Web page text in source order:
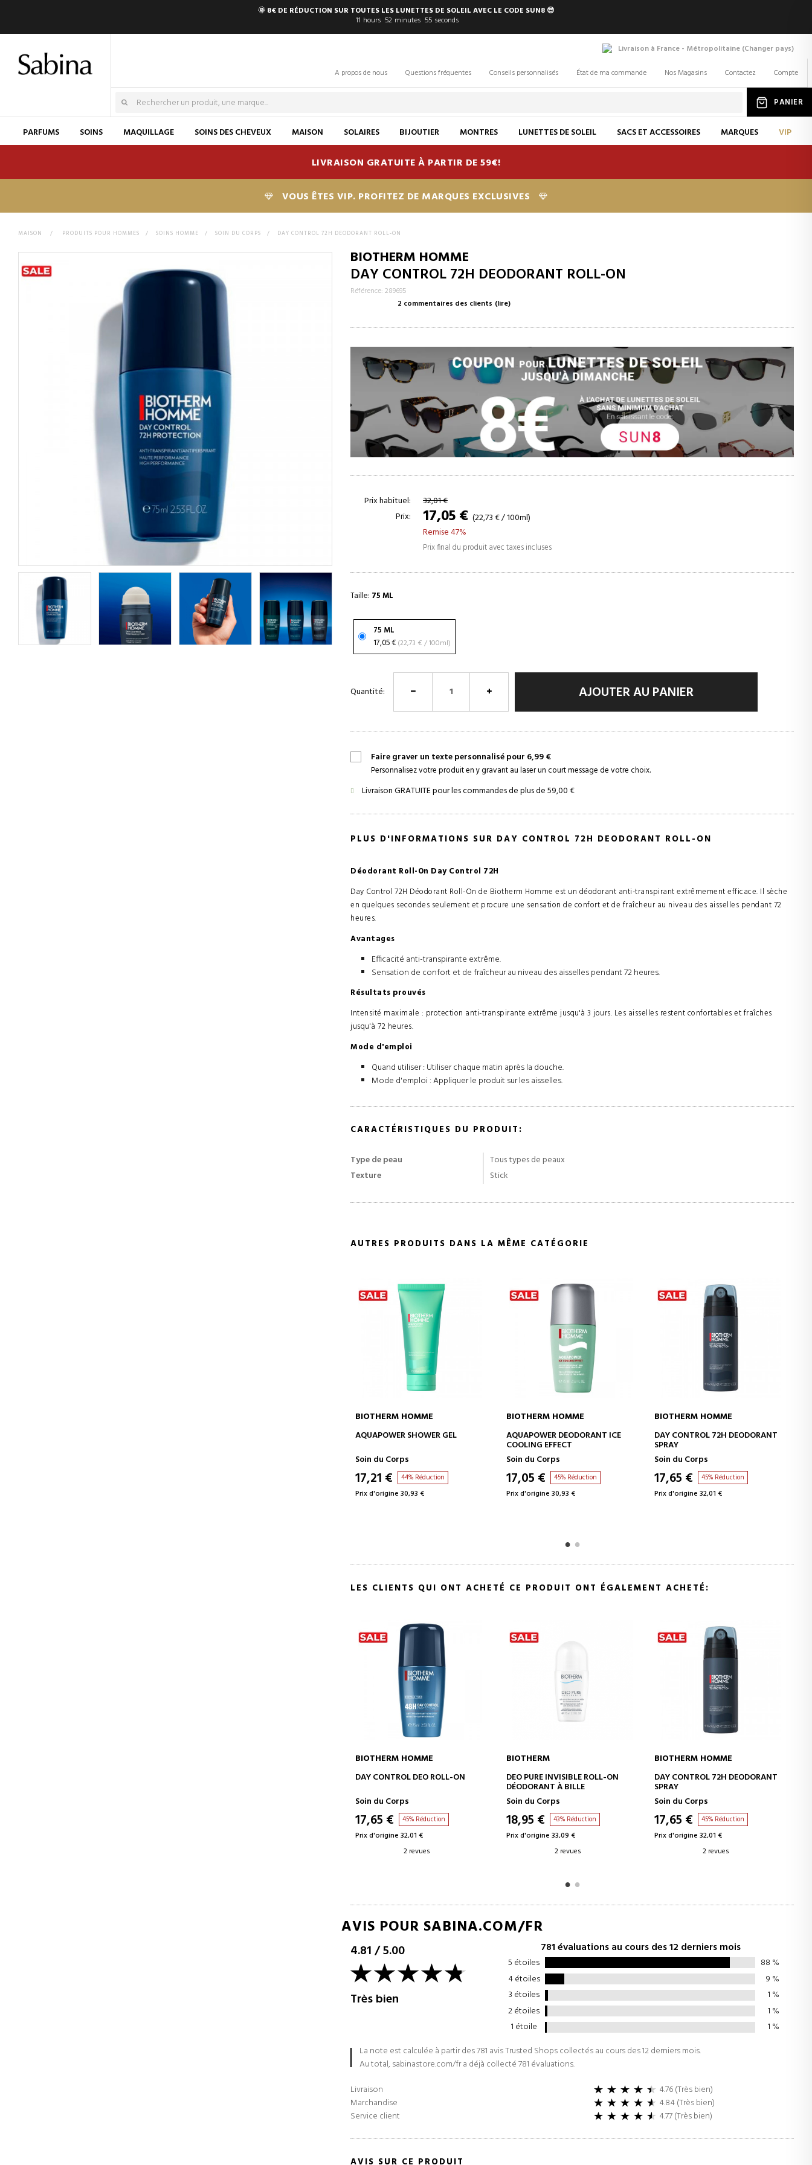
🌞 8€ DE RÉDUCTION SUR TOUTES LES LUNETTES DE SOLEIL AVEC LE CODE SUN8 😎
11 hours 52 minutes 54 seconds
Livraison à France - Métropolitaine (Changer pays)
A propos de nous
Questions fréquentes Conseils personnalisés État de ma commande Nos Magasins Contactez Compte
PANIER
PARFUMS SOINS MAQUILLAGE SOINS DES CHEVEUX MAISON SOLAIRES BIJOUTIER MONTRES LUNETTES DE SOLEIL SACS ET ACCESSOIRES MARQUES VIP
LIVRAISON GRATUITE À PARTIR DE 59€!
VOUS ÊTES VIP. PROFITEZ DE MARQUES EXCLUSIVES
MAISON > PRODUITS POUR HOMMES > SOINS HOMME > SOIN DU CORPS > DAY CONTROL 72H DEODORANT ROLL-ON
BIOTHERM HOMME
DAY CONTROL 72H DEODORANT ROLL-ON
Référence: 289695
2 commentaires des clients (lire)
Prix habituel:
32,01 €
Prix:
17,05 € (22,73 € / 100ml)
Remise 47%
Prix final du produit avec taxes incluses
Taille: 75 ML
75 ML
17,05 €
(22,73 € / 100ml)
Quantité: AJOUTER AU PANIER
Faire graver un texte personnalisé pour 6,99 €
Personnalisez votre produit en y gravant au laser un court message de votre choix.
Livraison GRATUITE pour les commandes de plus de 59,00 €
PLUS D'INFORMATIONS SUR DAY CONTROL 72H DEODORANT ROLL-ON
Déodorant Roll-On Day Control 72H
Day Control 72H Déodorant Roll-On de Biotherm Homme est un déodorant anti-transpirant extrêmement efficace. Il sèche
en quelques secondes seulement et procure une sensation de confort et de fraîcheur au niveau des aisselles pendant 72
heures.
Avantages
Efficacité anti-transpirante extrême.
Sensation de confort et de fraîcheur au niveau des aisselles pendant 72 heures.
Résultats prouvés
Intensité maximale : protection anti-transpirante extrême jusqu'à 3 jours. Les aisselles restent confortables et fraîches
jusqu'à 72 heures.
Mode d'emploi
Quand utiliser : Utiliser chaque matin après la douche.
Mode d'emploi : Appliquer le produit sur les aisselles.
CARACTÉRISTIQUES DU PRODUIT:
Type de peau
Tous types de peaux
Texture
Stick
AUTRES PRODUITS DANS LA MÊME CATÉGORIE
AJOUTER AU PANIER
BIOTHERM HOMME
AQUAPOWER SHOWER GEL
Soin du Corps
17,21 € 44% Réduction
Prix d'origine 30,93 €
AJOUTER AU PANIER
BIOTHERM HOMME
AQUAPOWER DEODORANT ICE
COOLING EFFECT
Soin du Corps
17,05 € 45% Réduction
Prix d'origine 30,93 €
AJOUTER AU PANIER
BIOTHERM HOMME
DAY CONTROL 72H DEODORANT
Soin du Corps
17,65 € 45% Réduction
Prix d'origine 32,01 €
DAY
LES CLIENTS QUI ONT ACHETÉ CE PRODUIT ONT ÉGALEMENT ACHETÉ:
AJOUTER AU PANIER
BIOTHERM HOMME
DAY CONTROL DEO ROLL-ON
Soin du Corps
17,65 € 45% Réduction
Prix d'origine 32,01 €
2 revues
AJOUTER AU PANIER
BIOTHERM
DEO PURE INVISIBLE ROLL-ON
DÉODORANT À BILLE
Soin du Corps
18,95 € 43% Réduction
Prix d'origine 33,09 €
2 revues
AJOUTER AU PANIER
BIOTHERM HOMME
DAY CONTROL 72H DEODORANT
SPRAY
Soin du Corps
17,65 € 45% Réduction
Prix d'origine 32,01 €
2 revues
AVIS POUR SABINA.COM/FR
4.81/5.00
Très bien
781 évaluations au cours des 12 derniers mois
5 étoiles 88 %
4 étoiles
9 %
3 étoiles
1 %
2 étoiles
1 %
1 étoile
1 %
La note est calculée à partir des 781 avis Trusted Shops collectés au cours des 12 derniers mois.
Au total, sabinastore.com/fr a déjà collecté 781 évaluations.
Livraison
4.76 (Très bien)
Marchandise
4.84 (Très bien)
Service client
4.77 (Très bien)